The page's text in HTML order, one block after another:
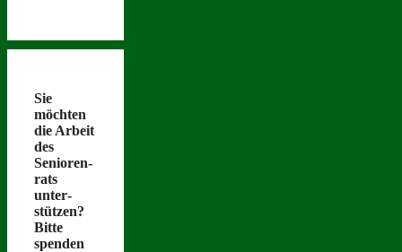
Sie
möcht­en
die Arbeit
des
Senioren­
rats
unter­
stützen?
Bitte
spenden